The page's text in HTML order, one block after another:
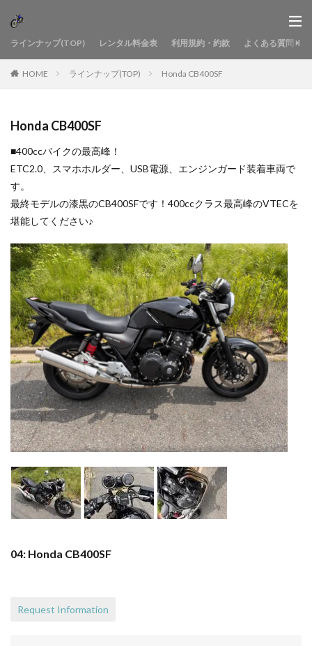
ラインナップ(TOP) レンタル料金表 利用規約・約款 よくある質問
HOME ラインナップ(TOP) Honda CB400SF
Honda CB400SF
■400ccバイクの最高峰！
ETC2.0、スマホホルダー、USB電源、エンジンガード装着車両で
す。
最終モデルの漆黒のCB400SFです！400ccクラス最高峰のVTECを
堪能してください♪
04: Honda CB400SF
Request Information